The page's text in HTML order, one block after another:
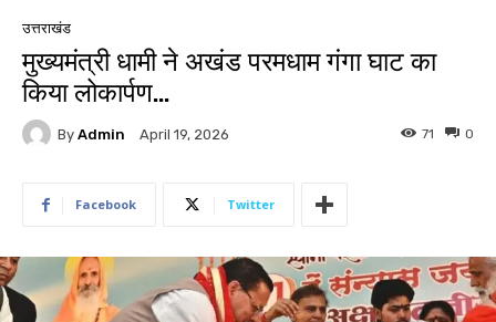
उत्तराखंड
मुख्यमंत्री धामी ने अखंड परमधाम गंगा घाट का
किया लोकार्पण…
By Admin April 19, 2026 0
71
Facebook Twitter